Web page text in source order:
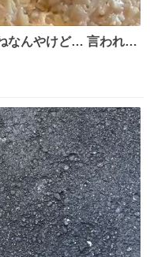
けど… 言われる
ふわで食べ応えある
中でも